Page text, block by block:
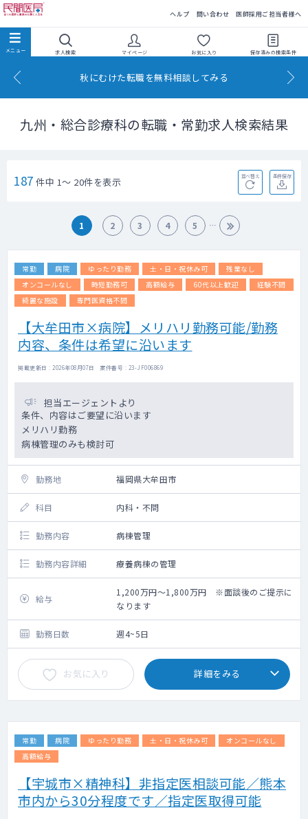
ヘルプ 問い合わせ 医師採用ご担当者様へ
求人検索 マイページ お気に入り 保存済みの検索条件
秋にむけた転職を無料相談してみる
九州・総合診療科の転職・常勤求人検索結果
187 件中 1～ 20件を表示 並べ替え 条件保存
1 2 3 4 5
常勤 病院 ゆったり勤務 土・日・祝休み可
残業なし
オンコールなし
時短勤務可 高額給与 60代以上歓迎
経験不問
綺麗な施設
専門医資格不問
【大牟田市×病院】メリハリ勤務可能/勤務
内容、条件は希望に沿います
掲載更新日 : 2026年08月07日 案件番号 : 23-JF006869
担当エージェントより
条件、内容はご要望に沿います
メリハリ勤務
病棟管理のみも検討可
勤務地 福岡県大牟田市
科目 内科・不問
勤務内容 病棟管理
勤務内容詳細 療養病棟の管理
給与
1,200万円～1,800万円 ※面談後のご提示に
なります
勤務日数 週4~5日
お気に入り 詳細をみる
常勤 病院 ゆったり勤務 土・日・祝休み可
オンコールなし
高額給与
【宇城市×精神科】非指定医相談可能／熊本
市内から30分程度です／指定医取得可能